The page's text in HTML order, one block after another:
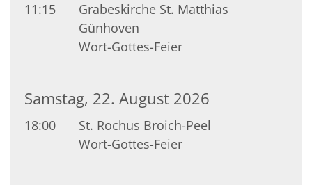
11:15
Grabeskirche St. Matthias
Günhoven
Wort-Gottes-Feier
Samstag, 22. August 2026
18:00
St. Rochus Broich-Peel
Wort-Gottes-Feier